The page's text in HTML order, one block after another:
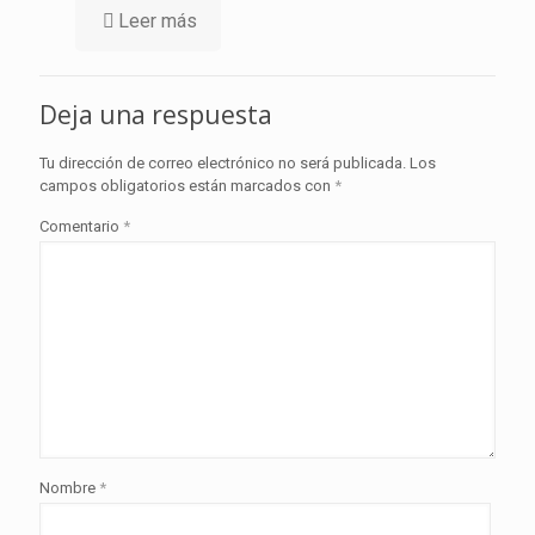
Leer más
Deja una respuesta
Tu dirección de correo electrónico no será publicada. Los
campos obligatorios están marcados con *
Comentario *
Nombre *